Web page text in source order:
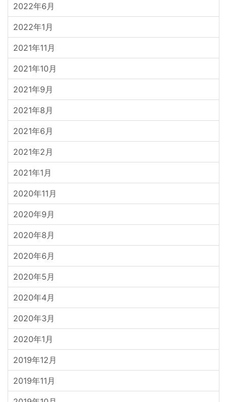
2022年6月
2022年1月
2021年11月
2021年10月
2021年9月
2021年8月
2021年6月
2021年2月
2021年1月
2020年11月
2020年9月
2020年8月
2020年6月
2020年5月
2020年4月
2020年3月
2020年1月
2019年12月
2019年11月